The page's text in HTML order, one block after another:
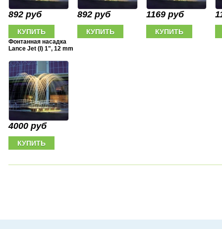
892 руб 892 руб 1169 руб
Фонтанная насадка
Lance Jet (I) 1", 12 mm
4000 руб